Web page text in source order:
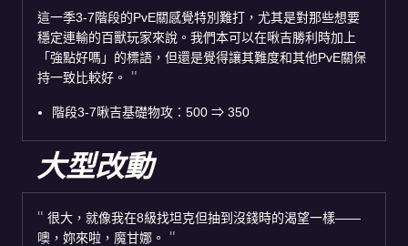
這一季3-7階段的PvE關感覺特別難打，尤其是對那些想要
穩定連輸的百獸玩家來說。我們本可以在啾吉勝利時加上
「強點好嗎」的標語，但還是覺得讓其難度和其他PvE關保
持一致比較好。
階段3-7啾吉基礎物攻：500 ⇒ 350
大型改動
很大，就像我在8級找坦克但抽到沒錢時的渴望一樣——
噢，妳來啦，魔甘娜。